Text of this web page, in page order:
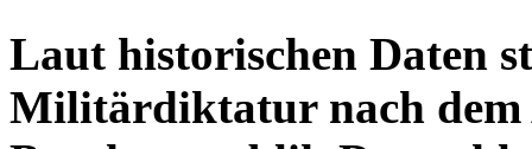
Laut historischen Daten
Militärdiktatur nach dem